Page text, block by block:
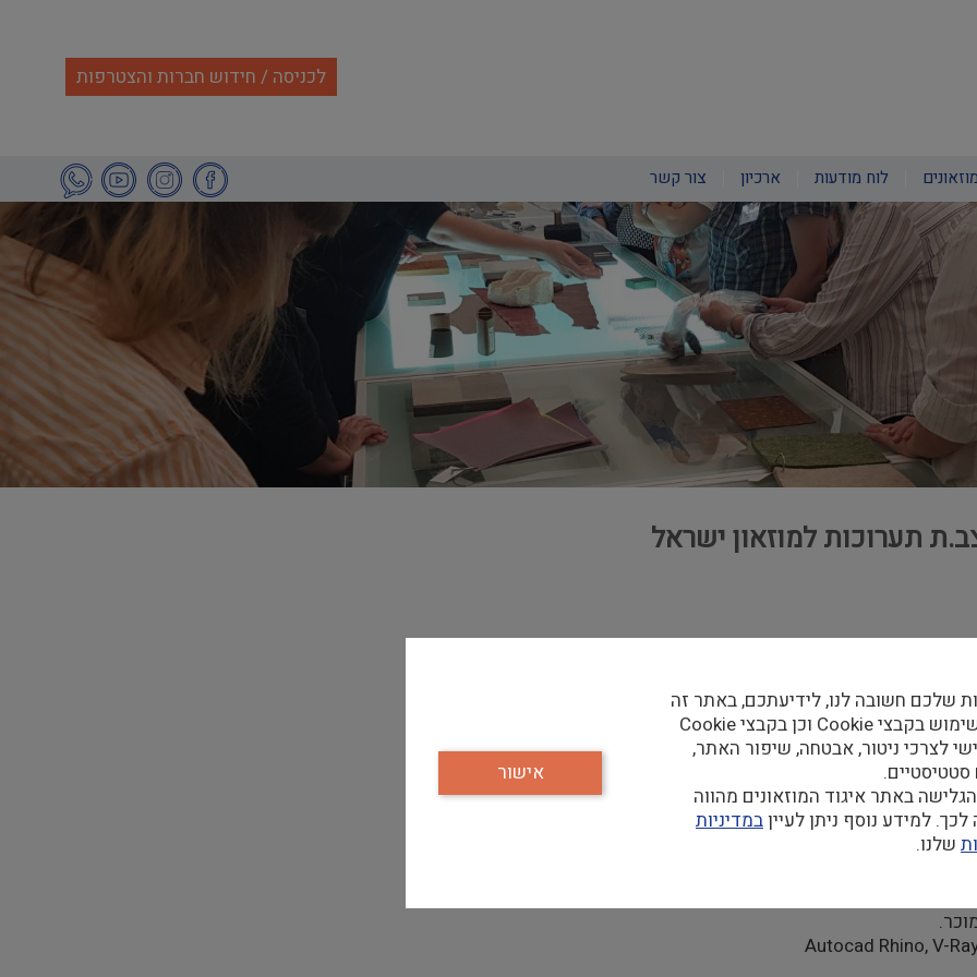
לכניסה / חידוש חברות והצטרפות
לוח מודעות ארכיון צור קשר
תערוכות למוזאון ישראל
שלכם חשובה לנו, לידיעתכם, באתר זה
נעשה שימוש בקבצי Cookie וכן בקבצי Cookie
לצרכי ניטור, אבטחה, שיפור האתר,
סטטיסטיים.
באתר איגוד המוזאונים מהווה
למידע נוסף ניתן לעייןבמדיניות
שלנו.
אישור